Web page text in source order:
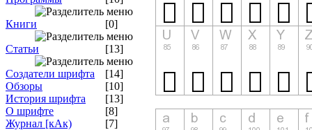
Книги [0]
Статьи [13]
Создатели шрифта
[14]
Обзоры
[10]
История шрифта
[13]
О шрифте
[8]
Журнал [кАк)
[7]